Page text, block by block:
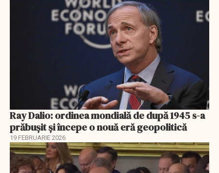
Ray Dalio: ordinea mondială de după 1945 s-a
prăbușit și începe o nouă eră geopolitică
19 FEBRUARIE 2026